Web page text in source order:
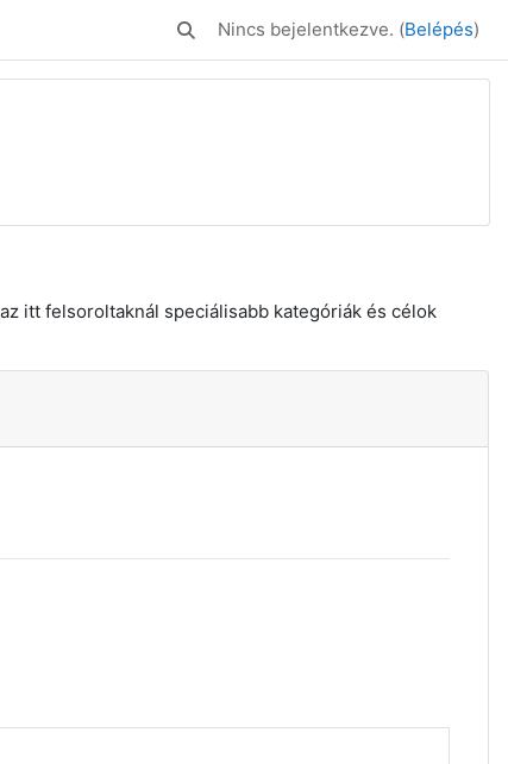
Keresési bemeneti adatok váltása
Nincs bejelentkezve. (Belépés)
itt felsoroltaknál speciálisabb kategóriák és célok